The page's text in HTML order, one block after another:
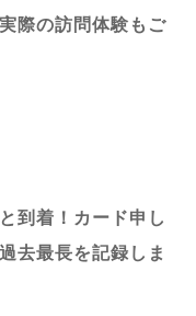
際の訪問体験もご
到着！カード申し
去最長を記録しま